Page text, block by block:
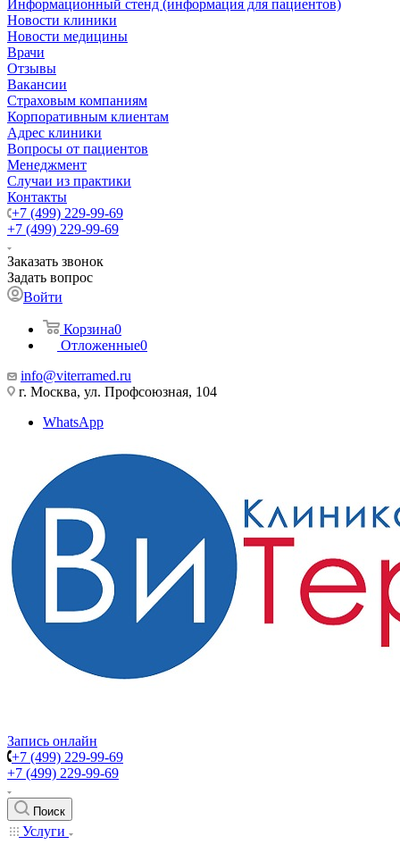
Информационный стенд (информация для пациентов)
Новости клиники
Новости медицины
Врачи
Отзывы
Вакансии
Страховым компаниям
Корпоративным клиентам
Адрес клиники
Вопросы от пациентов
Менеджмент
Случаи из практики
Контакты
+7 (499) 229-99-69
+7 (499) 229-99-69
Заказать звонок
Задать вопрос
Войти
Корзина0
Отложенные0
info@viterramed.ru
г. Москва, ул. Профсоюзная, 104
WhatsApp
Запись онлайн
+7 (499) 229-99-69
+7 (499) 229-99-69
Поиск
Услуги